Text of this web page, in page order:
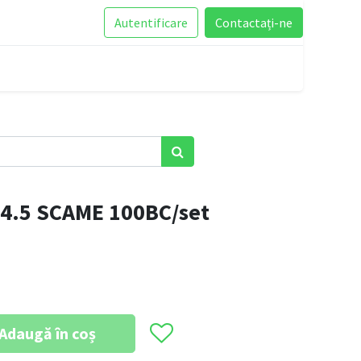
Autentificare Contactați-ne
SCAME 100BC/set
în coș